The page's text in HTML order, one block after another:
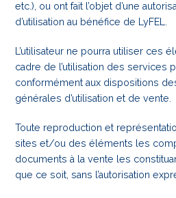
etc.), ou ont fait l’objet d’une
d’utilisation au bénéfice de LyFEL.
L’utilisateur ne pourra utiliser ces
cadre de l’utilisation des services
conformément aux dispositions
générales d’utilisation et de vente.
Toute reproduction et
sites et/ou des éléments les
documents à la vente les
que ce soit, sans l’autorisation